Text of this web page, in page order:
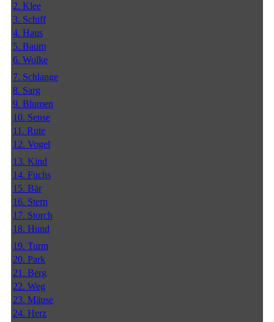
2. Klee
3. Schiff
4. Haus
5. Baum
6. Wolke
7. Schlange
8. Sarg
9. Blumen
10. Sense
11. Rute
12. Vogel
13. Kind
14. Fuchs
15. Bär
16. Stern
17. Storch
18. Hund
19. Turm
20. Park
21. Berg
22. Weg
23. Mäuse
24. Herz